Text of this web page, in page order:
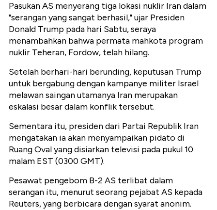
Pasukan AS menyerang tiga lokasi nuklir Iran dalam
"serangan yang sangat berhasil," ujar Presiden
Donald Trump pada hari Sabtu, seraya
menambahkan bahwa permata mahkota program
nuklir Teheran, Fordow, telah hilang.
Setelah berhari-hari berunding, keputusan Trump
untuk bergabung dengan kampanye militer Israel
melawan saingan utamanya Iran merupakan
eskalasi besar dalam konflik tersebut.
Sementara itu, presiden dari Partai Republik Iran
mengatakan ia akan menyampaikan pidato di
Ruang Oval yang disiarkan televisi pada pukul 10
malam EST (0300 GMT).
Pesawat pengebom B-2 AS terlibat dalam
serangan itu, menurut seorang pejabat AS kepada
Reuters, yang berbicara dengan syarat anonim.